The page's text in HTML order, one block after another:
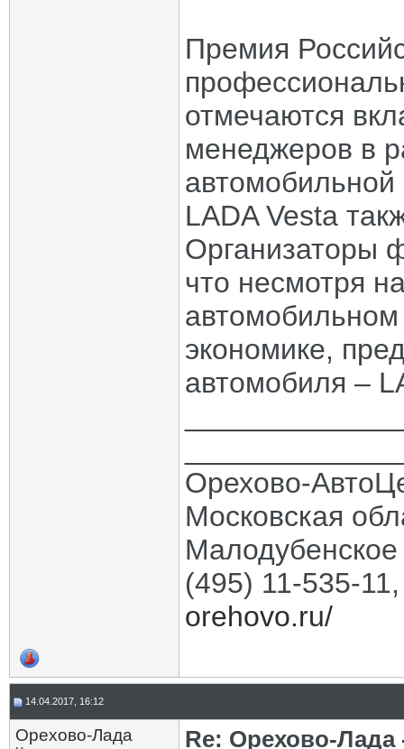
Премия
отмечаются
менеджеров в
LADA Vesta
Организаторы
что несмотря
экономике,
автомобиля –
Орехово-
Московская
(495) 11-535-
orehovo.ru/
14.04.2017, 16:12
Орехово-Лада
Re: Орехово-